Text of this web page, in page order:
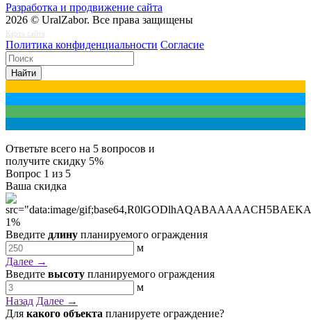
Разработка и продвижение сайта
2026 © UralZabor. Все права защищены
Карта сайта
Политика конфиденциальности Согласие
Найти
Ответьте всего на 5 вопросов и
получите скидку 5%
Вопрос 1 из 5
Ваша скидка
1%
Введите длину планируемого ограждения
м
Далее →
Введите высоту планируемого ограждения
м
Назад Далее →
Для какого объекта планируете ограждение?